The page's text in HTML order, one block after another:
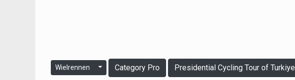
Wielrennen Category Pro Presidential Cycling Tour of Turkiye